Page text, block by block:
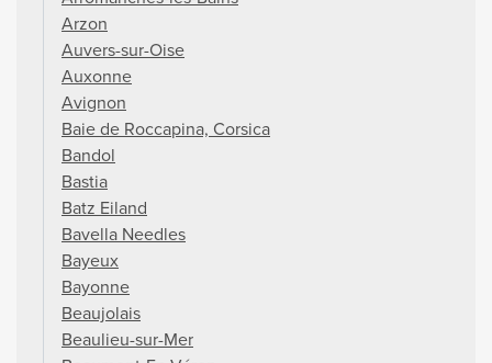
Arzon
Auvers-sur-Oise
Auxonne
Avignon
Baie de Roccapina, Corsica
Bandol
Bastia
Batz Eiland
Bavella Needles
Bayeux
Bayonne
Beaujolais
Beaulieu-sur-Mer